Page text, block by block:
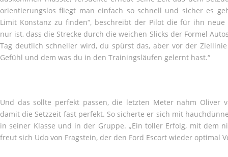
orientierungslos fliegt man einfach so schnell und sicher es
Limit Konstanz zu finden“, beschreibt der Pilot die für ihn neue
nur ist, dass die Strecke durch die weichen Slicks der Formel
Tag deutlich schneller wird, du spürst das, aber vor der
Gefühl und dem was du in den Trainingsläufen gelernt hast.“
Und das sollte perfekt passen, die letzten Meter nahm Oliver
damit die Setzzeit fast perfekt. So sicherte er sich mit
in seiner Klasse und in der Gruppe. „Ein toller Erfolg, mit dem
freut sich Udo von Fragstein, der den Ford Escort wieder optimal